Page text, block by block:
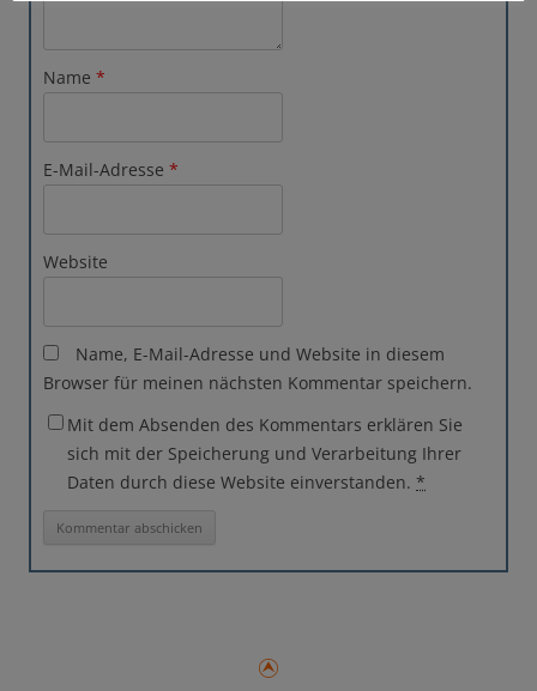
Name *
E-Mail-Adresse *
Website
Name, E-Mail-Adresse und Website in diesem
Browser für meinen nächsten Kommentar speichern.
Mit dem Absenden des Kommentars erklären Sie
sich mit der Speicherung und Verarbeitung Ihrer
Daten durch diese Website einverstanden. *